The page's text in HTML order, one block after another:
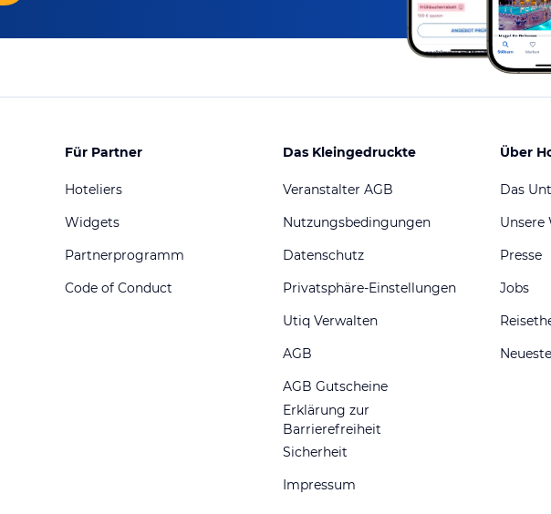
Für Partner
Hoteliers
Widgets
Partnerprogramm
Code of Conduct
Das Kleingedruckte
Veranstalter AGB
Nutzungsbedingungen
Datenschutz
Privatsphäre-Einstellungen
Utiq Verwalten
AGB
AGB Gutscheine
Erklärung zur
Barrierefreiheit
Sicherheit
Impressum
Über
Das
Unsere
Presse
Jobs